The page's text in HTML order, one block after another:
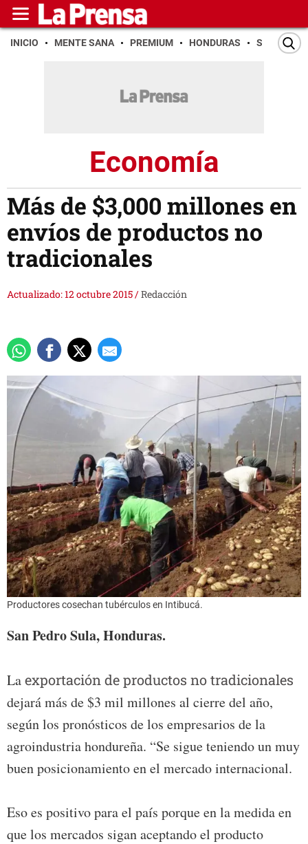
INICIO MENTE SANA PREMIUM HONDURAS SAN PEDRO
Economía
Más de $3,000 millones en
envíos de productos no
tradicionales
Actualizado: 12 octubre 2015/Redacción
Productores cosechan tubérculos en Intibucá.
San Pedro Sula, Honduras.
Laexportación de productos no tradicionales
dejará más de $3 mil millones al cierre del año,
según los pronósticos de los empresarios de la
agroindustria hondureña. “Se sigue teniendo un muy
buen posicionamiento en el mercado internacional.
Eso es positivo para el país porque en la medida en
que los mercados sigan aceptando el producto